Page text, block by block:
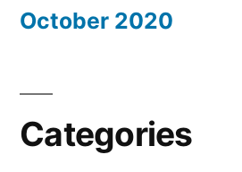
October 2020
Categories